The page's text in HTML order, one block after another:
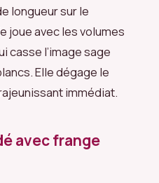
longueur sur le
joue avec les volumes
casse l’image sage
Elle dégage le
immédiat.
avec frange